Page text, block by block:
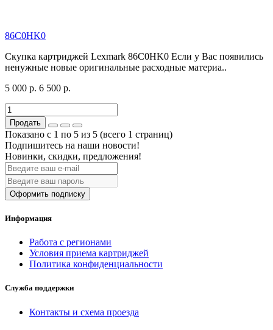
86C0HK0
Скупка картриджей Lexmark 86C0HK0 Если у Вас появились
ненужные новые оригинальные расходные материа..
5 000 р. 6 500 р.
Продать
Показано с 1 по 5 из 5 (всего 1 страниц)
Подпишитесь на наши новости!
Новинки, скидки, предложения!
Оформить подписку
Информация
Работа с регионами
Условия приема картриджей
Политика конфиденциальности
Служба поддержки
Контакты и схема проезда